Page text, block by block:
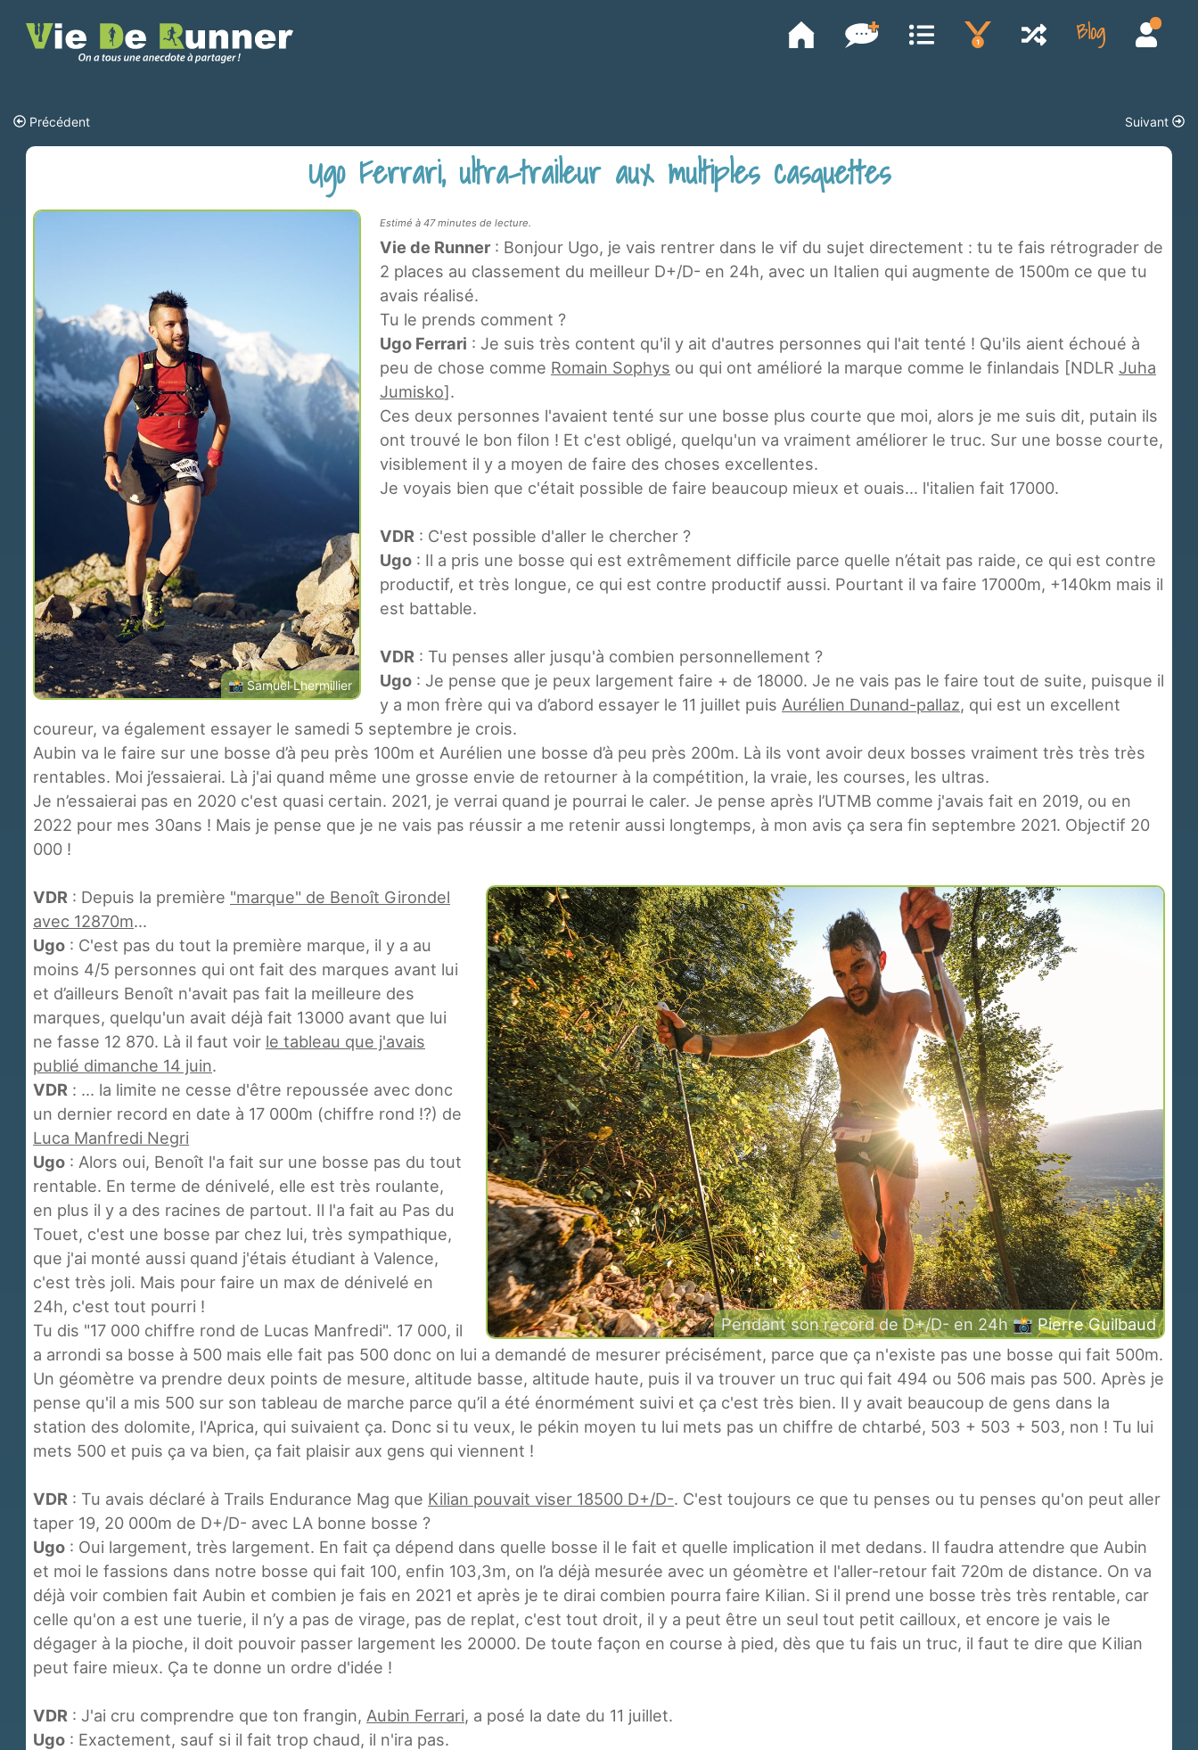
Précédent Suivant
Ugo Ferrari, ultra-traileur aux multiples casquettes
Estimé à 47 minutes de lecture.
📸 Samuel Lhermillier
Vie de Runner : Bonjour Ugo, je vais rentrer dans le vif du sujet directement : tu te fais rétrograder de
2 places au classement du meilleur D+/D- en 24h, avec un Italien qui augmente de 1500m ce que tu
avais réalisé.
Tu le prends comment ?
Ugo Ferrari : Je suis très content qu'il y ait d'autres personnes qui l'ait tenté ! Qu'ils aient échoué à
peu de chose comme Romain Sophys ou qui ont amélioré la marque comme le finlandais [NDLR Juha
Jumisko].
Ces deux personnes l'avaient tenté sur une bosse plus courte que moi, alors je me suis dit, putain ils
ont trouvé le bon filon ! Et c'est obligé, quelqu'un va vraiment améliorer le truc. Sur une bosse courte,
visiblement il y a moyen de faire des choses excellentes.
Je voyais bien que c'était possible de faire beaucoup mieux et ouais... l'italien fait 17000.
VDR : C'est possible d'aller le chercher ?
Ugo : Il a pris une bosse qui est extrêmement difficile parce quelle n’était pas raide, ce qui est contre
productif, et très longue, ce qui est contre productif aussi. Pourtant il va faire 17000m, +140km mais il
est battable.
VDR : Tu penses aller jusqu'à combien personnellement ?
Ugo : Je pense que je peux largement faire + de 18000. Je ne vais pas le faire tout de suite, puisque il
y a mon frère qui va d’abord essayer le 11 juillet puis Aurélien Dunand-pallaz, qui est un excellent
coureur, va également essayer le samedi 5 septembre je crois.
Aubin va le faire sur une bosse d’à peu près 100m et Aurélien une bosse d’à peu près 200m. Là ils vont avoir deux bosses vraiment très très très
rentables. Moi j’essaierai. Là j'ai quand même une grosse envie de retourner à la compétition, la vraie, les courses, les ultras.
Je n’essaierai pas en 2020 c'est quasi certain. 2021, je verrai quand je pourrai le caler. Je pense après l’UTMB comme j'avais fait en 2019, ou en
2022 pour mes 30ans ! Mais je pense que je ne vais pas réussir a me retenir aussi longtemps, à mon avis ça sera fin septembre 2021. Objectif 20
000 !
Pendant son record de D+/D- en 24h 📸 Pierre Guilbaud
VDR : Depuis la première "marque" de Benoît Girondel
avec 12870m...
Ugo : C'est pas du tout la première marque, il y a au
moins 4/5 personnes qui ont fait des marques avant lui
et d’ailleurs Benoît n'avait pas fait la meilleure des
marques, quelqu'un avait déjà fait 13000 avant que lui
ne fasse 12 870. Là il faut voir le tableau que j'avais
publié dimanche 14 juin.
VDR : ... la limite ne cesse d'être repoussée avec donc
un dernier record en date à 17 000m (chiffre rond !?) de
Luca Manfredi Negri
Ugo : Alors oui, Benoît l'a fait sur une bosse pas du tout
rentable. En terme de dénivelé, elle est très roulante,
en plus il y a des racines de partout. Il l'a fait au Pas du
Touet, c'est une bosse par chez lui, très sympathique,
que j'ai monté aussi quand j'étais étudiant à Valence,
c'est très joli. Mais pour faire un max de dénivelé en
24h, c'est tout pourri !
Tu dis "17 000 chiffre rond de Lucas Manfredi". 17 000, il
a arrondi sa bosse à 500 mais elle fait pas 500 donc on lui a demandé de mesurer précisément, parce que ça n'existe pas une bosse qui fait 500m.
Un géomètre va prendre deux points de mesure, altitude basse, altitude haute, puis il va trouver un truc qui fait 494 ou 506 mais pas 500. Après je
pense qu'il a mis 500 sur son tableau de marche parce qu’il a été énormément suivi et ça c'est très bien. Il y avait beaucoup de gens dans la
station des dolomite, l'Aprica, qui suivaient ça. Donc si tu veux, le pékin moyen tu lui mets pas un chiffre de chtarbé, 503 + 503 + 503, non ! Tu lui
mets 500 et puis ça va bien, ça fait plaisir aux gens qui viennent !
VDR : Tu avais déclaré à Trails Endurance Mag que Kilian pouvait viser 18500 D+/D-. C'est toujours ce que tu penses ou tu penses qu'on peut aller
taper 19, 20 000m de D+/D- avec LA bonne bosse ?
Ugo : Oui largement, très largement. En fait ça dépend dans quelle bosse il le fait et quelle implication il met dedans. Il faudra attendre que Aubin
et moi le fassions dans notre bosse qui fait 100, enfin 103,3m, on l’a déjà mesurée avec un géomètre et l'aller-retour fait 720m de distance. On va
déjà voir combien fait Aubin et combien je fais en 2021 et après je te dirai combien pourra faire Kilian. Si il prend une bosse très très rentable, car
celle qu'on a est une tuerie, il n’y a pas de virage, pas de replat, c'est tout droit, il y a peut être un seul tout petit cailloux, et encore je vais le
dégager à la pioche, il doit pouvoir passer largement les 20000. De toute façon en course à pied, dès que tu fais un truc, il faut te dire que Kilian
peut faire mieux. Ça te donne un ordre d'idée !
VDR : J'ai cru comprendre que ton frangin, Aubin Ferrari, a posé la date du 11 juillet.
Ugo : Exactement, sauf si il fait trop chaud, il n'ira pas.